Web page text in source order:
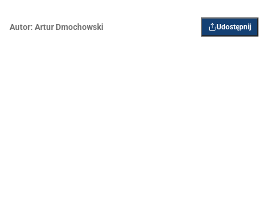
Autor: Artur Dmochowski Udostępnij